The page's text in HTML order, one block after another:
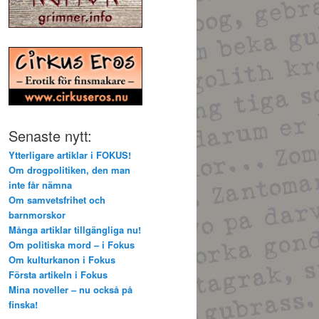
Senaste nytt:
Ytterligare artiklar i FOKUS!
Om drogpolitiken, den man
inte får nämna
Om samvetsfrihet och
barnmorskor
Många artiklar tillgängliga nu!
Om politiska mord – i Fokus
Om kulturkanon i Fokus
Första artikeln i Fokus
Mina noveller – nu också på
finska!